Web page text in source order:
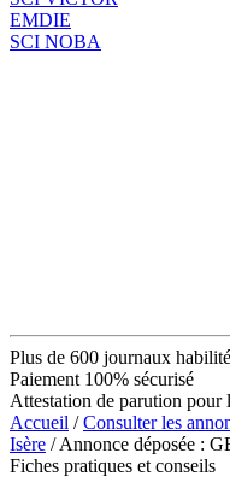
EMDIE
SCI NOBA
Plus de 600 journaux
Paiement 100% sécurisé
Attestation de parution pour
Accueil /Consulter les
Isère / Annonce déposée :
Fiches pratiques et conseils